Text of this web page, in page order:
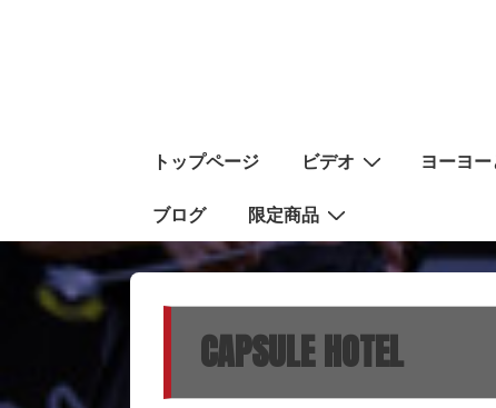
ナ
ビ
トップページ ビデオ ヨーヨ
ブログ 限定商品
CAPSULE HOTEL